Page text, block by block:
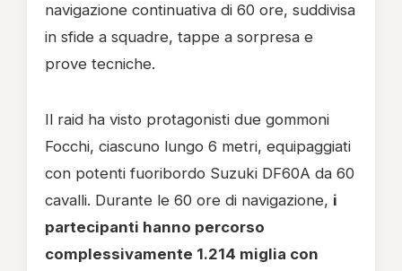
navigazione continuativa di 60 ore, suddivisa
in sfide a squadre, tappe a sorpresa e
prove tecniche.
Il raid ha visto protagonisti due gommoni
Focchi, ciascuno lungo 6 metri, equipaggiati
con potenti fuoribordo Suzuki DF60A da 60
cavalli. Durante le 60 ore di navigazione, i
partecipanti hanno percorso
complessivamente 1.214 miglia con